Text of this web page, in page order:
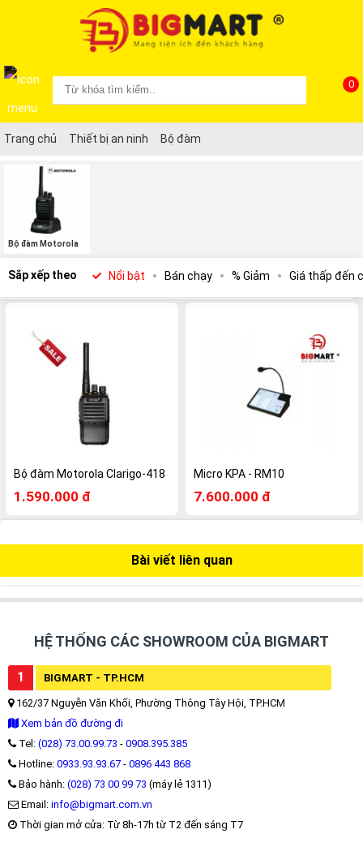
0
Trang chủ Thiết bị an ninh Bộ đàm
Bộ đàm Motorola
Sắp xếp theo Nổi bật Bán chạy % Giảm Giá thấp đến
Bộ đàm Motorola Clarigo-418
1.590.000 đ
Micro KPA - RM10
7.600.000 đ
Bài viết liên quan
HỆ THỐNG CÁC SHOWROOM CỦA BIGMART
1 BIGMART - TP.HCM
162/37 Nguyễn Văn Khối, Phường Thông Tây Hội, TP.HCM
Xem bản đồ đường đi
Tel: (028) 73.00.99.73 - 0908.395.385
Hotline: 0933.93.93.67 - 0896 443 868
Bảo hành: (028) 73 00 99 73 (máy lẻ 1311)
Email: info@bigmart.com.vn
Thời gian mở cửa: Từ 8h-17h từ T2 đến sáng T7